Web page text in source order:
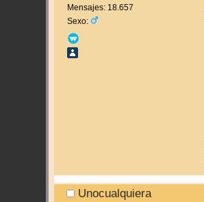
Mensajes: 18.657
Sexo:
Unocualquiera